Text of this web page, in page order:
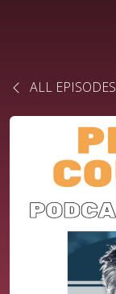
ALL EPISODES